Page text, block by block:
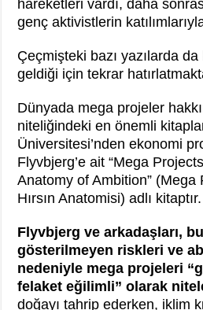
hareketleri vardı, daha
genç aktivistlerin
Çeçmişteki bazı yazılarda
geldiği için tekrar
Dünyada mega projeler
niteliğindeki en önemli
Üniversitesi’nden ekonomi
Flyvbjerg’e ait “Mega
Anatomy of Ambition” (Mega
Hırsın Anatomisi) adlı kitaptır.
Flyvbjerg ve arkadaşları,
gösterilmeyen riskleri ve
nedeniyle mega projeleri
felaket eğilimli” olarak
doğayı tahrip ederken, iklim